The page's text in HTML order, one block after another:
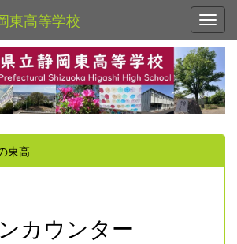
東高等学校
東高
カウンター